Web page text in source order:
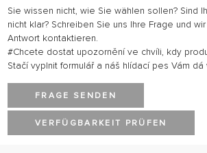
Sie wissen nicht, wie Sie wählen sollen? Sind
nicht klar? Schreiben Sie uns Ihre Frage und
Antwort kontaktieren.
#Chcete dostat upozornění ve chvíli, kdy
Stačí vyplnit formulář a náš hlídací pes Vám dá
FRAGE SENDEN
VERFÜGBARKEIT PRÜFEN